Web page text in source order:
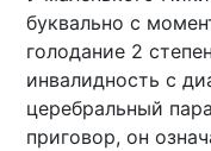
буквально с
голодание 2
инвалидность с
церебральный
приговор, он